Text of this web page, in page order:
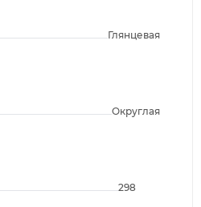
Глянцевая
Округлая
298